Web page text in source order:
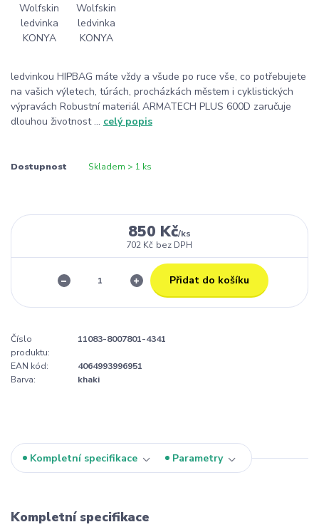
ledvinkou HIPBAG máte vždy a všude po ruce vše, co potřebujete
na vašich výletech, túrách, procházkách městem i cyklistických
výpravách Robustní materiál ARMATECH PLUS 600D zaručuje
dlouhou životnost ... celý popis
Dostupnost Skladem > 1 ks
850 Kč/ks
702 Kč bez DPH
Přidat do košíku
Číslo
produktu:
11083-8007801-4341
EAN kód:
4064993996951
Barva:
khaki
Kompletní specifikace Parametry
Kompletní specifikace